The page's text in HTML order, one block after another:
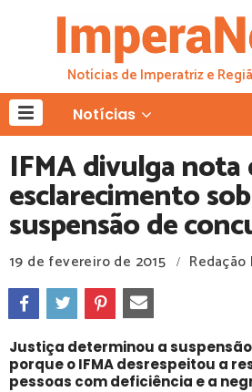
Notícias de Imperatriz e
Notícias
IFMA divulga nota
esclarecimento
suspensão de
19 de fevereiro de 2015 /
Justiça determinou a
porque o IFMA desrespeitou a
pessoas com deficiência e a